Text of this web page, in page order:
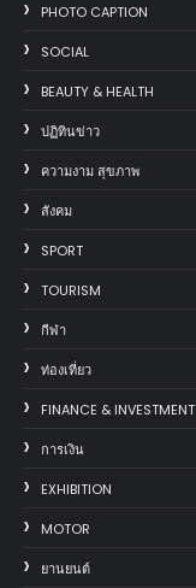
PHOTO CAPTION
SOCIAL
BEAUTY & HEALTH
ปฏิทินข่าว
ความงาม สุขภาพ
สังคม
SPORT
TOURISM
กีฬา
ท่องเที่ยว
FINANCE & INVESTMENT
การเงิน
EXHIBITION
MOTOR
‎ยานยนต์‎